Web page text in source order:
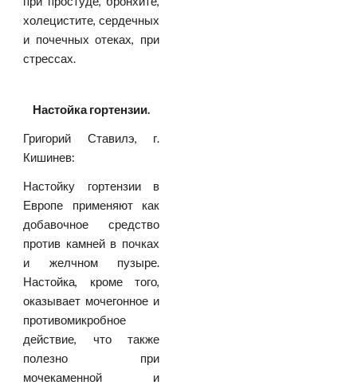
холецистите, сердечных
и почечных отеках, при
стрессах.
Настойка гортензии.
Григорий Ставилэ, г.
Кишинев:
Настойку гортензии в
Европе применяют как
добавочное средство
против камней в почках
и желчном пузыре.
Настойка, кроме того,
оказывает мочегонное и
противомикробное
действие, что также
полезно при
мочекаменной и